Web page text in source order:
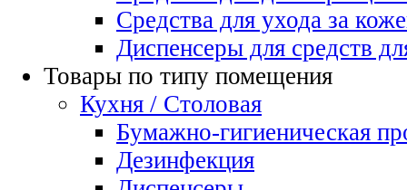
Средства для ухода за
Диспенсеры для средств
Товары по типу помещения
Кухня / Столовая
Бумажно-гигиеническая
Дезинфекция